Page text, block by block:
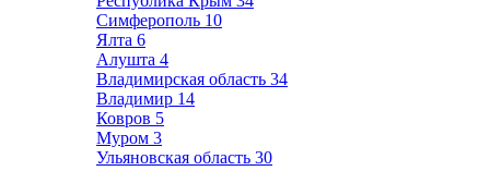
Симферополь 10
Ялта 6
Алушта 4
Владимирская область 34
Владимир 14
Ковров 5
Муром 3
Ульяновская область 30